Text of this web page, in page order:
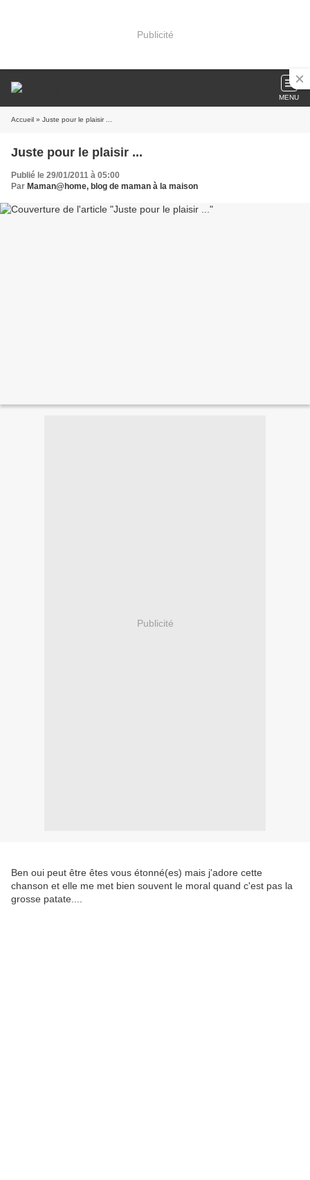
Publicité
MENU
Accueil » Juste pour le plaisir ...
Juste pour le plaisir ...
Publié le 29/01/2011 à 05:00
Par Maman@home, blog de maman à la maison
Publicité
Ben oui peut être êtes vous étonné(es) mais j'adore cette
chanson et elle me met bien souvent le moral quand c'est pas la
grosse patate....